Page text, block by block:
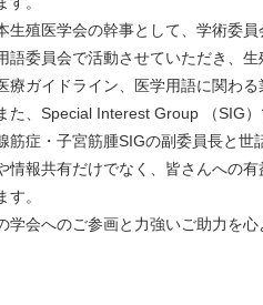
殖医学会の幹事として、学術委員
語委員会で活動させていただき、生
療ガイドライン、医学用語に関わ
た、Special Interest Group （SIG
筋症・子宮筋腫SIGの副委員長と世
情報共有だけでなく、皆さんへの有
す。
会へのご参画と力強いご助力を心